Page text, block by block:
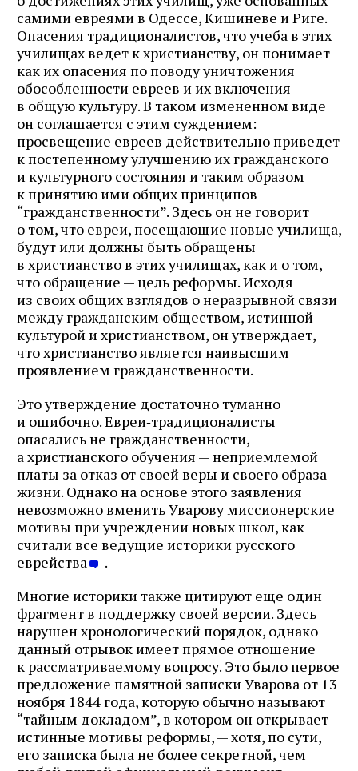
самими евреями в Одессе, Кишиневе и Риге.
Опасения традиционалистов, что учеба в этих
училищах ведет к христианству, он понимает
как их опасения по поводу уничтожения
обособленности евреев и их включения
в общую культуру. В таком измененном виде
он соглашается с этим суждением:
просвещение евреев действительно приведет
к постепенному улучшению их гражданского
и культурного состояния и таким образом
к принятию ими общих принципов
“гражданственности”. Здесь он не говорит
о том, что евреи, посещающие новые училища,
будут или должны быть обращены
в христианство в этих училищах, как и о том,
что обращение — цель реформы. Исходя
из своих общих взглядов о неразрывной связи
между гражданским обществом, истинной
культурой и христианством, он утверждает,
что христианство является наивысшим
проявлением гражданственности.
Это утверждение достаточно туманно
и ошибочно. Евреи‑традиционалисты
опасались не гражданственности,
а христианского обучения — неприемлемой
платы за отказ от своей веры и своего образа
жизни. Однако на основе этого заявления
невозможно вменить Уварову миссионерские
мотивы при учреждении новых школ, как
считали все ведущие историки русского
еврейства
.
Многие историки также цитируют еще один
фрагмент в поддержку своей версии. Здесь
нарушен хронологический порядок, однако
данный отрывок имеет прямое отношение
к рассматриваемому вопросу. Это было первое
предложение памятной записки Уварова от 13
ноября 1844 года, которую обычно называют
“тайным докладом”, в котором он открывает
истинные мотивы реформы, — хотя, по сути,
его записка была не более секретной, чем